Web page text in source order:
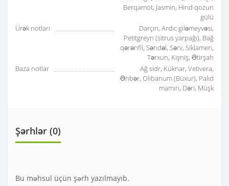
Berqamot, Jasmin, Hind qozun
gülü
Ürək notları
Darçın, Ardıc giləmeyvəsi,
Petitgreyn (sitrus yarpağı), Bağ
qərənfil, Səndəl, Sərv, Siklamen,
Tərxun, Kişniş, Ətirşah
Baza notlar
Ağ sidr, Küknar, Vetivera,
Ənbər, Olibanum (Büxur), Palıd
mamırı, Dəri, Müşk
Şərhlər (0)
Bu məhsul üçün şərh yazılmayıb.